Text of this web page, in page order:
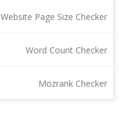
Website Page Size Checker
Word Count Checker
Mozrank Checker